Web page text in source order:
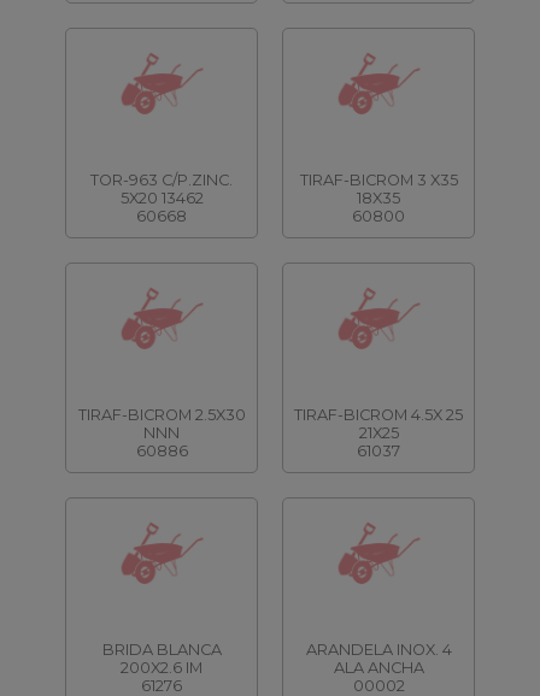
TOR-963 C/P.ZINC.
5X20 13462
60668
TIRAF-BICROM 3 X35
18X35
60800
TIRAF-BICROM 2.5X30
NNN
60886
TIRAF-BICROM 4.5X 25
21X25
61037
BRIDA BLANCA
200X2.6 IM
61276
ARANDELA INOX. 4
ALA ANCHA
00002